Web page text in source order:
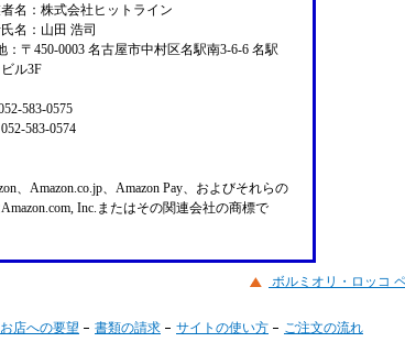
名：株式会社ヒットライン
名：山田 浩司
：〒450-0003 名古屋市中村区名駅南3-6-6 名駅
ル3F
583-0575
583-0574
、Amazon.co.jp、Amazon Pay、およびそれらの
Inc.またはその関連会社の商標で
ボルミオリ・ロッコ
お店への要望 書類の請求 サイトの使い方 ご注文の流れ